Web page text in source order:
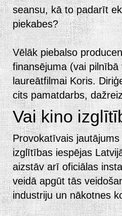
seansu, kā to padarīt
piekabes?
Vēlāk piebalso
finansējuma (vai
laureātfilmai Koris.
cits pamatdarbs,
Vai kino
Provokatīvais
izglītības iespējas
aizstāv arī oficiālas
veidā apgūt tās
industriju un nākotnes